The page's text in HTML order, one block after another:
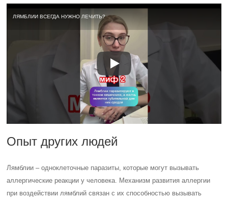
ЛЯМБЛИИ ВСЕГДА НУЖНО ЛЕЧИТЬ?
Опыт других людей
Лямблии – одноклеточные паразиты, которые могут вызывать
аллергические реакции у человека. Механизм развития аллергии
при воздействии лямблий связан с их способностью вызывать